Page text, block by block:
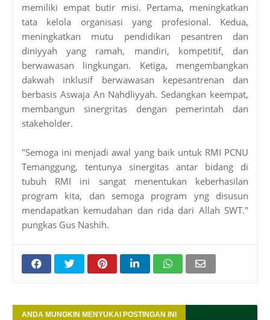
memiliki empat butir misi. Pertama, meningkatkan
tata kelola organisasi yang profesional. Kedua,
meningkatkan mutu pendidikan pesantren dan
diniyyah yang ramah, mandiri, kompetitif, dan
berwawasan lingkungan. Ketiga, mengembangkan
dakwah inklusif berwawasan kepesantrenan dan
berbasis Aswaja An Nahdliyyah. Sedangkan keempat,
membangun sinergritas dengan pemerintah dan
stakeholder.
"Semoga ini menjadi awal yang baik untuk RMI PCNU
Temanggung, tentunya sinergitas antar bidang di
tubuh RMI ini sangat menentukan keberhasilan
program kita, dan semoga program yng disusun
mendapatkan kemudahan dan rida dari Allah SWT."
pungkas Gus Nashih.
ANDA MUNGKIN MENYUKAI POSTINGAN INI